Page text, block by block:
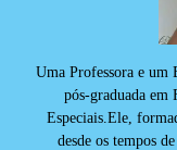
Uma Professora e um
pós-graduada em
Especiais.Ele,
desde os tempos